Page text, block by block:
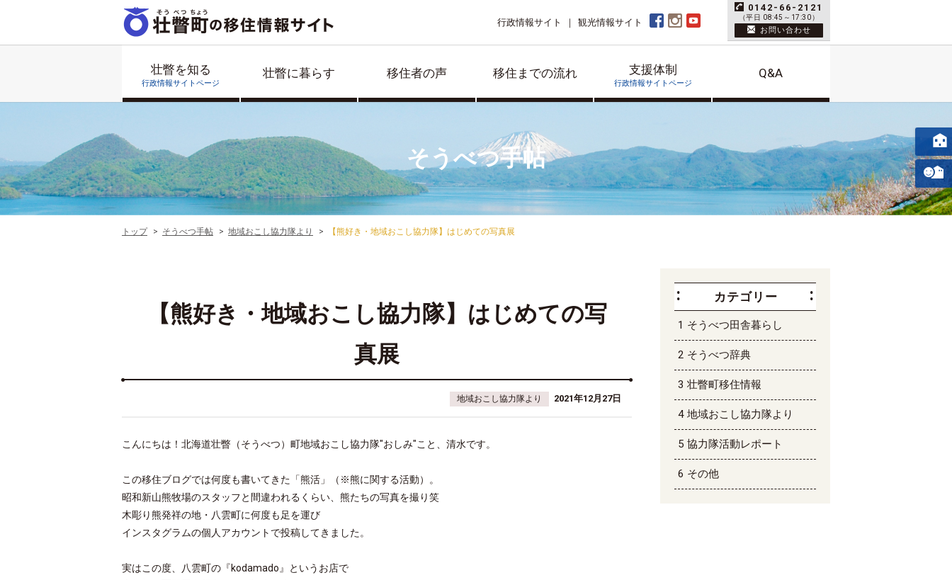
壮瞥を知る
行政情報サイトページ
壮瞥に暮らす 移住者の声 移住までの流れ 支援体制
行政情報サイトページ
Q&A
行政情報サイト 観光情報サイト
0142-66-2121
（平日 08:45～17:30）
お問い合わせ
そうべつ手帖
トップ そうべつ手帖 地域おこし協力隊より 【熊好き・地域おこし協力隊】はじめての写真展
【熊好き・地域おこし協力隊】はじめての写
真展
地域おこし協力隊より 2021年12月27日
こんにちは！北海道壮瞥（そうべつ）町地域おこし協力隊"おしみ"こと、清水です。
この移住ブログでは何度も書いてきた「熊活」（※熊に関する活動）。
昭和新山熊牧場のスタッフと間違われるくらい、熊たちの写真を撮り笑
木彫り熊発祥の地・八雲町に何度も足を運び
インスタグラムの個人アカウントで投稿してきました。
実はこの度、八雲町の『kodamado』というお店で
カテゴリー
そうべつ田舎暮らし
そうべつ辞典
壮瞥町移住情報
地域おこし協力隊より
協力隊活動レポート
その他